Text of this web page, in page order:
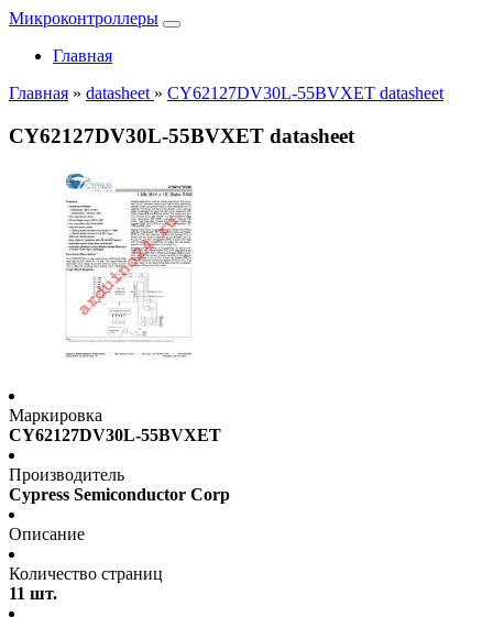
Микроконтроллеры
Главная
Главная » datasheet » CY62127DV30L-55BVXET datasheet
CY62127DV30L-55BVXET datasheet
Маркировка
CY62127DV30L-55BVXET
Производитель
Cypress Semiconductor Corp
Описание
Количество страниц
11 шт.